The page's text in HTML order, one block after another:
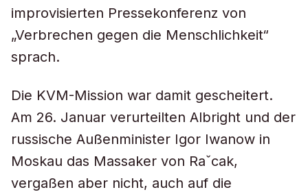
improvisierten Pressekonferenz von
„Verbrechen gegen die Menschlichkeit“
sprach.
Die KVM-Mission war damit gescheitert.
Am 26. Januar verurteilten Albright und der
russische Außenminister Igor Iwanow in
Moskau das Massaker von Raˇcak,
vergaßen aber nicht, auch auf die